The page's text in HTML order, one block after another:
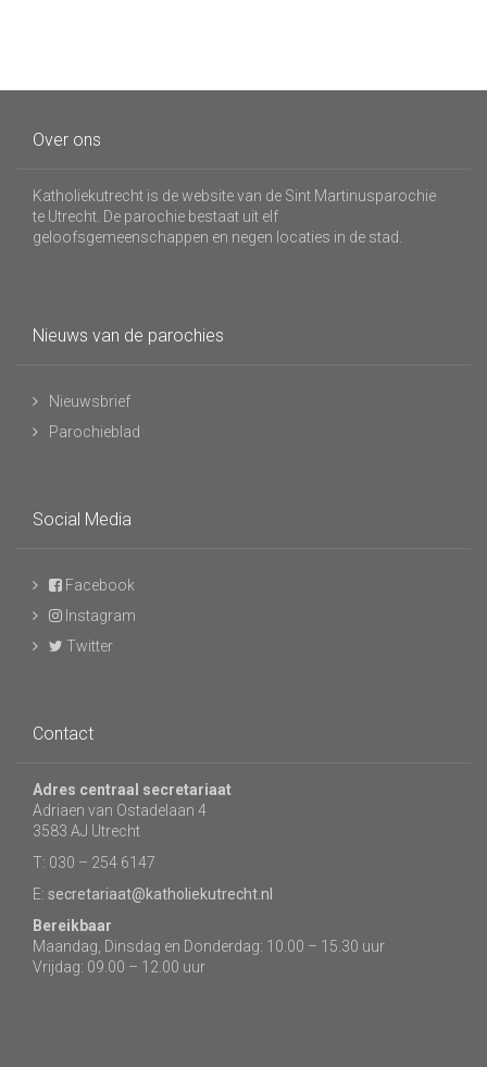
Over ons
Katholiekutrecht is de website van de Sint Martinusparochie
te Utrecht. De parochie bestaat uit elf
geloofsgemeenschappen en negen locaties in de stad.
Nieuws van de parochies
Nieuwsbrief
Parochieblad
Social Media
Facebook
Instagram
Twitter
Contact
Adres centraal secretariaat
Adriaen van Ostadelaan 4
3583 AJ Utrecht
T: 030 – 254 6147
E: secretariaat@katholiekutrecht.nl
Bereikbaar
Maandag, Dinsdag en Donderdag: 10.00 – 15.30 uur
Vrijdag: 09.00 – 12.00 uur